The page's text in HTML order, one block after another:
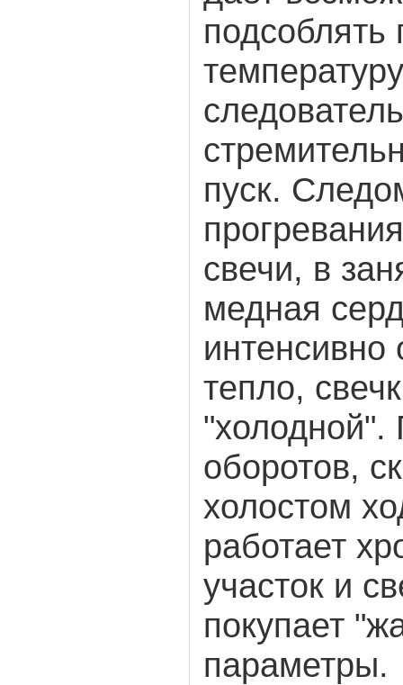
пуск.
свечи, в
медная
тепло,
"холодной".
оборотов,
холостом
работает
участок и
покупает
параметры.